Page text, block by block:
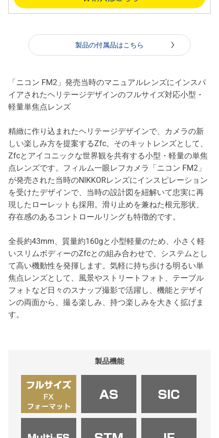
製品の付属品はこちら
「ニコン FM2」発売当時のマニュアルレンズにインスパ
イアされたヘリテージデザインのフルサイズ対応小型・
軽量単焦点レンズ
精緻に作り込まれたヘリテージデザインで、カメラの新
しい楽しみ方を提案するZfc。そのキットレンズとして、
Zfcとアイコニックな世界観を共有する小型・軽量の単焦
点レンズです。フィルム一眼レフカメラ「ニコン FM2」
が発売された当時のNIKKORレンズにインスピレーション
を受けたデザインで、当時の設計図を紐解いて忠実に再
現したローレットも採用。滑り止めを兼ねた根元形状、
存在感のあるコントロールリングも特徴的です。
全長約43mm、質量約160gと小型軽量のため、小さく軽
いスリムボディーのZfcとの組み合わせで、システムとし
て高い機動性を発揮します。気軽に持ち歩ける明るい単
焦点レンズとして、風景やストリートフォト、テーブル
フォトなど日々のスナップ撮影で活躍し、機能とデザイ
ンの両面から、撮る楽しみ、持つ楽しみを大きく拡げま
す。
製品機能